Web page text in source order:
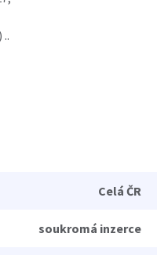
Celá ČR
soukromá inzerce